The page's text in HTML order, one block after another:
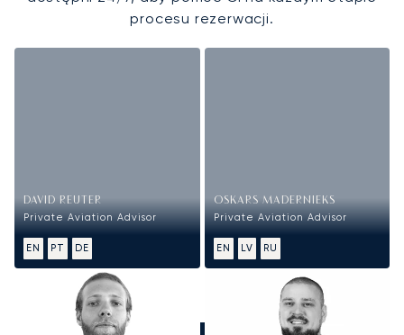
procesu rezerwacji.
DAVID REUTER
Private Aviation Advisor
EN PT DE
OSKARS MADERNIEKS
Private Aviation Advisor
EN LV RU